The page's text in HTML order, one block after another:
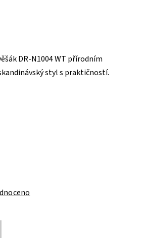
DR-N1004 WT přírodním
skandinávský styl s praktičností.